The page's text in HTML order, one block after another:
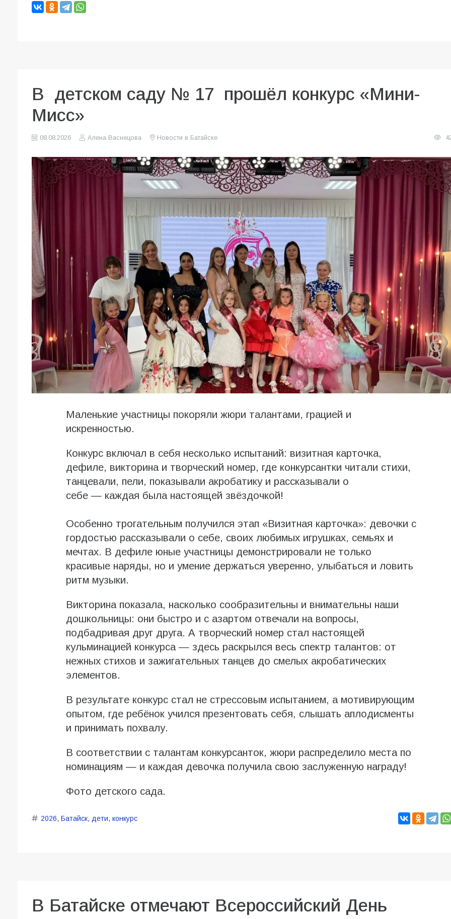
В детском саду № 17 прошёл конкурс «Мини-
Мисс»
08.08.2026 Алена Васнецова Новости в Батайске
Маленькие участницы покоряли жюри талантами, грацией и
искренностью.
Конкурс включал в себя несколько испытаний: визитная карточка,
дефиле, викторина и творческий номер, где конкурсантки читали стихи,
танцевали, пели, показывали акробатику и рассказывали о
себе — каждая была настоящей звёздочкой!
Особенно трогательным получился этап «Визитная карточка»: девочки с
гордостью рассказывали о себе, своих любимых игрушках, семьях и
мечтах. В дефиле юные участницы демонстрировали не только
красивые наряды, но и умение держаться уверенно, улыбаться и ловить
ритм музыки.
Викторина показала, насколько сообразительны и внимательны наши
дошкольницы: они быстро и с азартом отвечали на вопросы,
подбадривая друг друга. А творческий номер стал настоящей
кульминацией конкурса — здесь раскрылся весь спектр талантов: от
нежных стихов и зажигательных танцев до смелых акробатических
элементов.
В результате конкурс стал не стрессовым испытанием, а мотивирующим
опытом, где ребёнок учился презентовать себя, слышать аплодисменты
и принимать похвалу.
В соответствии с талантам конкурсанток, жюри распределило места по
номинациям — и каждая девочка получила свою заслуженную награду!
Фото детского сада.
2026, Батайск, дети, конкурс
В Батайске отмечают Всероссийский День